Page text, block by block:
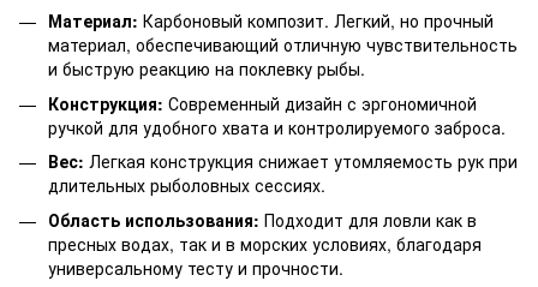
Материал: Карбоновый композит. Легкий, но прочный
материал, обеспечивающий отличную чувствительность
и быструю реакцию на поклевку рыбы.
Конструкция: Современный дизайн с эргономичной
ручкой для удобного хвата и контролируемого заброса.
Вес: Легкая конструкция снижает утомляемость рук при
длительных рыболовных сессиях.
Область использования: Подходит для ловли как в
пресных водах, так и в морских условиях, благодаря
универсальному тесту и прочности.